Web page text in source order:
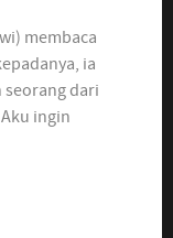
membaca
seorang dari
ingin